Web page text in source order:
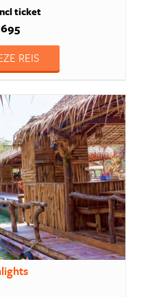
ticket
REIS